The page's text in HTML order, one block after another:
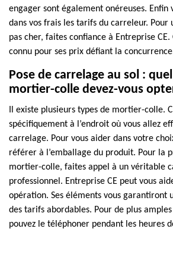
engager sont également onéreuses. Enfin
dans vos frais les tarifs du carreleur. Pour
pas cher, faites confiance à Entreprise
connu pour ses prix défiant la
Pose de carrelage au sol :
mortier-colle devez-vous
Il existe plusieurs types de mortier-colle.
spécifiquement à l’endroit où vous allez
carrelage. Pour vous aider dans votre
référer à l’emballage du produit. Pour la
mortier-colle, faites appel à un véritable
professionnel. Entreprise CE peut vous
opération. Ses éléments vous garantiront
des tarifs abordables. Pour de plus
pouvez le téléphoner pendant les heures